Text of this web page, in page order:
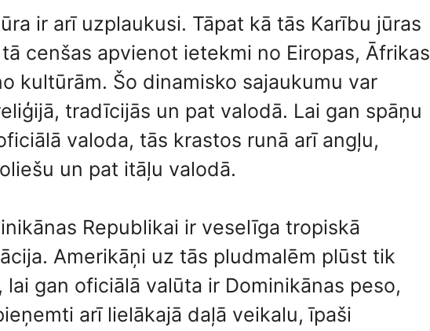
ir arī uzplaukusi. Tāpat kā tās Karību jūras
cenšas apvienot ietekmi no Eiropas, Āfrikas
kultūrām. Šo dinamisko sajaukumu var
tradīcijās un pat valodā. Lai gan spāņu
valoda, tās krastos runā arī angļu,
un pat itāļu valodā.
Republikai ir veselīga tropiskā
Amerikāņi uz tās pludmalēm plūst tik
gan oficiālā valūta ir Dominikānas peso,
arī lielākajā daļā veikalu, īpaši